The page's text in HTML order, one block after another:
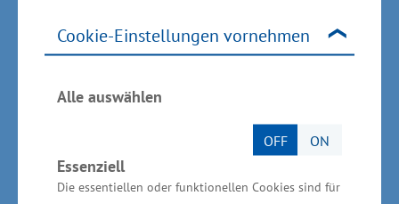
Cookie-Einstellungen vornehmen
Alle auswählen
OFF ON
Essenziell
Die essentiellen oder funktionellen Cookies sind für
ein wichtiges Signal für eine krisengebeutelte
Branche. Hier sollen zukünftig innovative
Anforderungen ergebenden Antriebs- und
Versorgungstechnologien entwickelt werden“,
so Wirtschaftsminister Glawe weiter. Über 50
Ingenieure sollen sich in der Gruppe diesen